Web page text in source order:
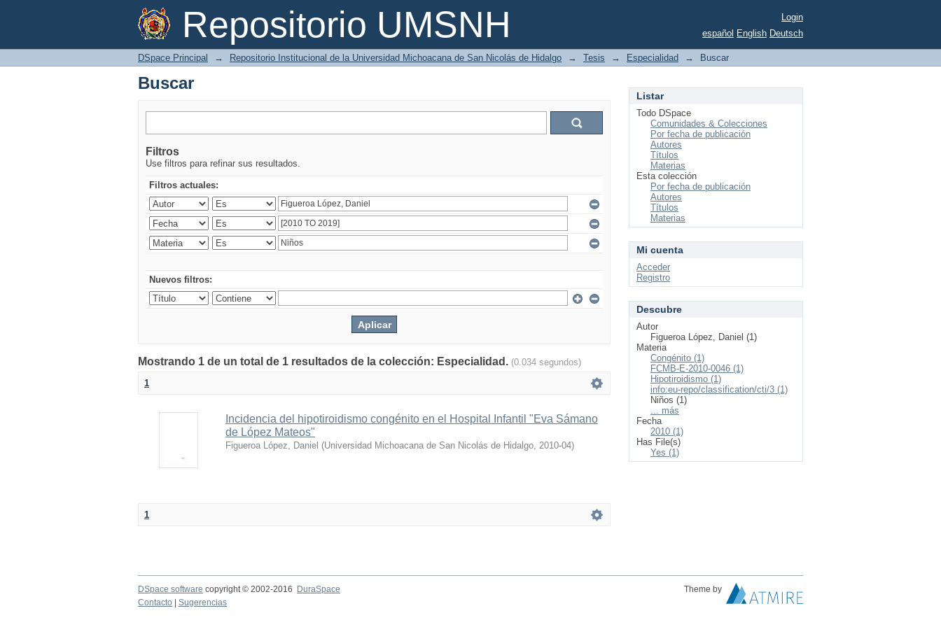
Repositorio UMSNH
Buscar
Login
español English Deutsch
DSpace Principal → Repositorio Institucional de la Universidad Michoacana de San Nicolás de Hidalgo → Tesis → Especialidad → Buscar
Buscar
Filtros
Use filtros para refinar sus resultados.
Filtros actuales:
Nuevos filtros:
Mostrando 1 de un total de 1 resultados de la colección: Especialidad. (0.034 segundos)
1
Incidencia del hipotiroidismo congénito en el Hospital Infantil "Eva Sámano
de López Mateos"
Figueroa López, Daniel (Universidad Michoacana de San Nicolás de Hidalgo, 2010-04)
1
Listar
Todo DSpace
Comunidades & Colecciones
Por fecha de publicación
Autores
Títulos
Materias
Esta colección
Por fecha de publicación
Autores
Títulos
Materias
Mi cuenta
Acceder
Registro
Descubre
Autor
Figueroa López, Daniel (1)
Materia
Congénito (1)
FCMB-E-2010-0046 (1)
Hipotiroidismo (1)
info:eu-repo/classification/cti/3 (1)
Niños (1)
... más
Fecha
2010 (1)
Has File(s)
Yes (1)
DSpace software copyright © 2002-2016 DuraSpace
Theme by
Contacto
Sugerencias